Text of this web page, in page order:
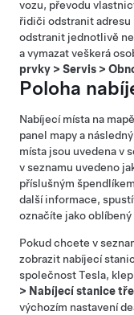
vozu, převodu
řidiči odstranit adresu
odstranit jednotlivě
a vymazat veškerá
prvky > Servis >
Poloha
Nabíjecí místa na
panel mapy a
místa jsou uvedena v
v seznamu uvedeno
příslušným
další informace,
označíte jako oblíbený
Pokud chcete v
zobrazit nabíjecí
společnost Tesla,
> Nabíjecí stanice
výchozím nastavení